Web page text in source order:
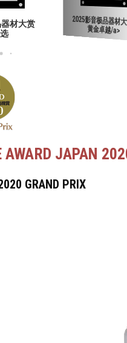
材大赏<
/a> HiFi Choice
AWARD JAPAN
GRAND PRIX